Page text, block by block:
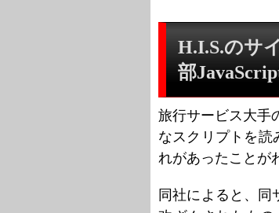
H.I.S.のサ
部
旅行サービス大手
なスクリプトを読
れがあったことが
同社によると、同